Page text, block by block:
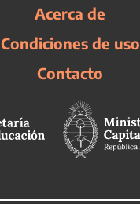
Acerca de
Condiciones de uso
Contacto